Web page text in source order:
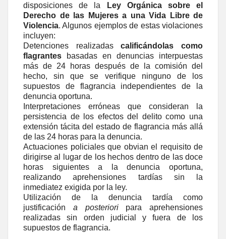
disposiciones de la
Ley Orgánica sobre el
Derecho de las Mujeres a una Vida Libre de
Violencia. Algunos ejemplos de estas violaciones
incluyen:
Detenciones realizadascalificándolas como
flagrantes basadas en denuncias interpuestas
más de 24 horas después de la comisión del
hecho, sin que se verifique ninguno de los
supuestos de flagrancia independientes de la
denuncia oportuna.
Interpretaciones erróneas que consideran la
persistencia de los efectos del delito como una
extensión tácita del estado de flagrancia más allá
de las 24 horas para la denuncia.
Actuaciones policiales que obvian el requisito de
dirigirse al lugar de los hechos dentro de las doce
horas siguientes a la denuncia oportuna,
realizando aprehensiones tardías sin la
inmediatez exigida por la ley.
Utilización de la denuncia tardía como
justificación a posterioripara aprehensiones
realizadas sin orden judicial y fuera de los
supuestos de flagrancia.